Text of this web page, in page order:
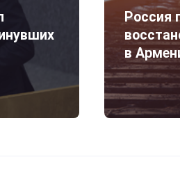
Россия
в